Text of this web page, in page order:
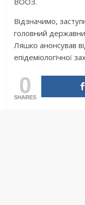
Відзначимо,
головний
Ляшко анонсував
епідеміологічної
0
SHARES